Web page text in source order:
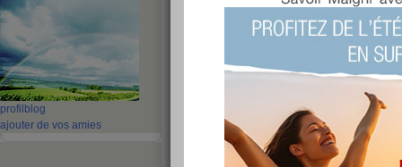
profil blog
ajouter de vos amies
Blog de gibay
3 4
inscrite avec
publié le 25/06/2011 à 11:29